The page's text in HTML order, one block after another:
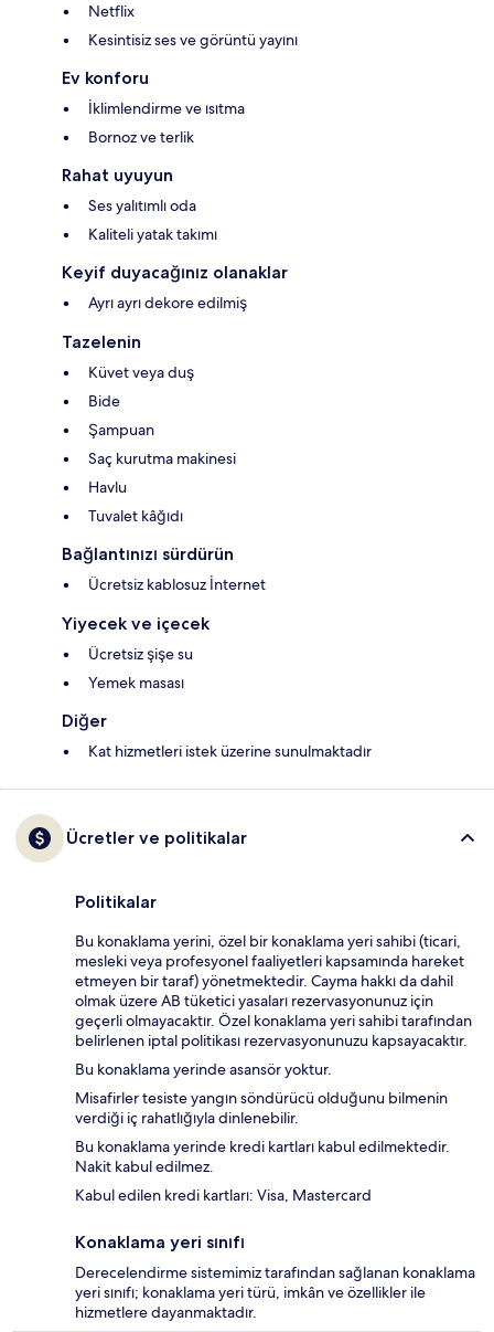
Netflix
Kesintisiz ses ve görüntü yayını
Ev konforu
İklimlendirme ve ısıtma
Bornoz ve terlik
Rahat uyuyun
Ses yalıtımlı oda
Kaliteli yatak takımı
Keyif duyacağınız olanaklar
Ayrı ayrı dekore edilmiş
Tazelenin
Küvet veya duş
Bide
Şampuan
Saç kurutma makinesi
Havlu
Tuvalet kâğıdı
Bağlantınızı sürdürün
Ücretsiz kablosuz İnternet
Yiyecek ve içecek
Ücretsiz şişe su
Yemek masası
Diğer
Kat hizmetleri istek üzerine sunulmaktadır
Ücretler ve politikalar
Politikalar
Bu konaklama yerini, özel bir konaklama yeri sahibi (ticari,
mesleki veya profesyonel faaliyetleri kapsamında hareket
etmeyen bir taraf) yönetmektedir. Cayma hakkı da dahil
olmak üzere AB tüketici yasaları rezervasyonunuz için
geçerli olmayacaktır. Özel konaklama yeri sahibi tarafından
belirlenen iptal politikası rezervasyonunuzu kapsayacaktır.
Bu konaklama yerinde asansör yoktur.
Misafirler tesiste yangın söndürücü olduğunu bilmenin
verdiği iç rahatlığıyla dinlenebilir.
Bu konaklama yerinde kredi kartları kabul edilmektedir.
Nakit kabul edilmez.
Kabul edilen kredi kartları: Visa, Mastercard
Konaklama yeri sınıfı
Derecelendirme sistemimiz tarafından sağlanan konaklama
yeri sınıfı; konaklama yeri türü, imkân ve özellikler ile
hizmetlere dayanmaktadır.